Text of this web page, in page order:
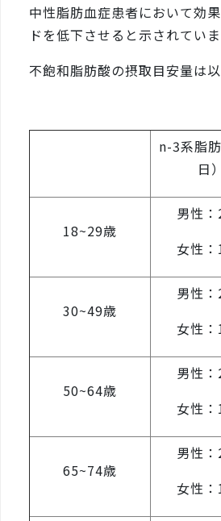
中性脂肪血症患者において効
ドを低下させると示されてい
不飽和脂肪酸の摂取目安量は以
n-3系脂
日）
18~29歳
男性
女性
30~49歳
男性
女性
50~64歳
男性
女性
65~74歳
男性
女性